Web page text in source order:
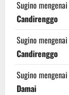
Sugino mengenai
Candirenggo
Sugino mengenai
Candirenggo
Sugino mengenai
Damai